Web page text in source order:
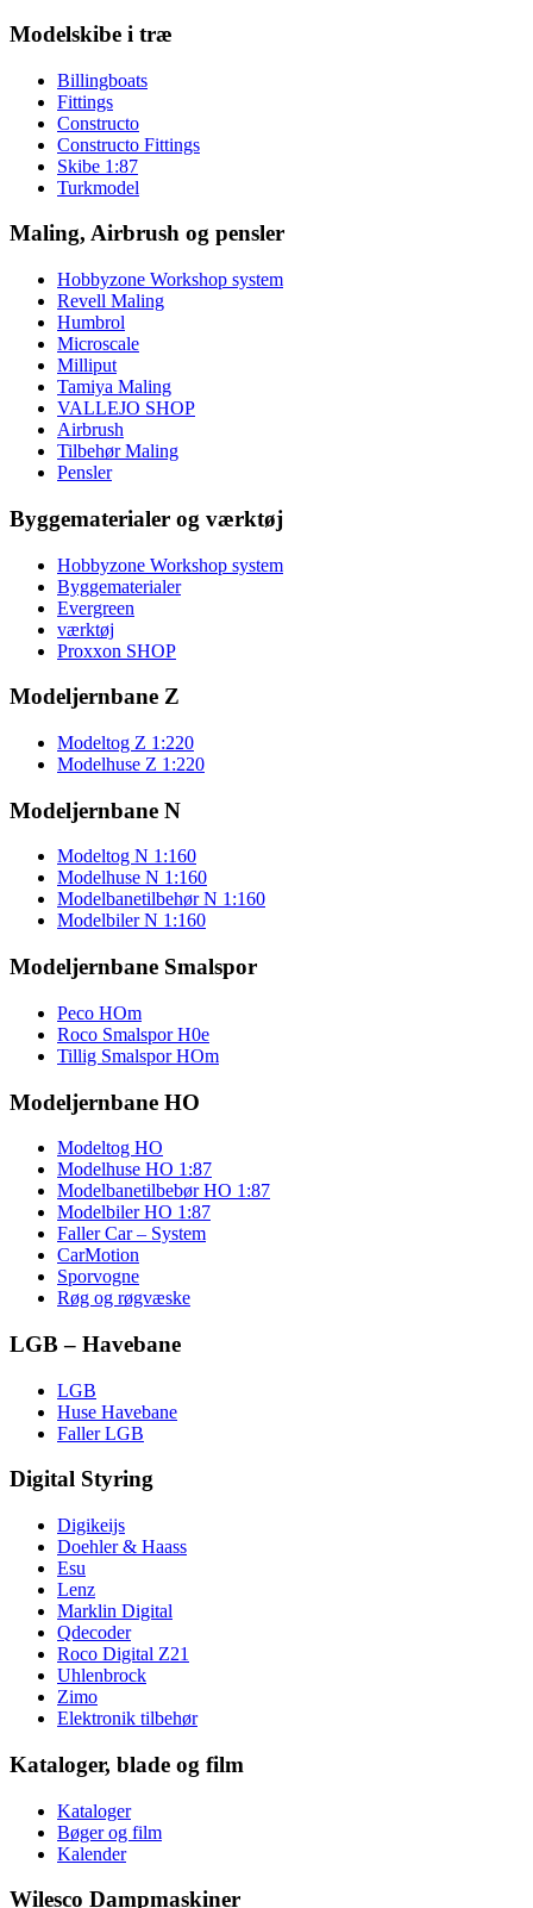
Modelskibe i træ
Billingboats
Fittings
Constructo
Constructo Fittings
Skibe 1:87
Turkmodel
Maling, Airbrush og pensler
Hobbyzone Workshop system
Revell Maling
Humbrol
Microscale
Milliput
Tamiya Maling
VALLEJO SHOP
Airbrush
Tilbehør Maling
Pensler
Byggematerialer og værktøj
Hobbyzone Workshop system
Byggematerialer
Evergreen
værktøj
Proxxon SHOP
Modeljernbane Z
Modeltog Z 1:220
Modelhuse Z 1:220
Modeljernbane N
Modeltog N 1:160
Modelhuse N 1:160
Modelbanetilbehør N 1:160
Modelbiler N 1:160
Modeljernbane Smalspor
Peco HOm
Roco Smalspor H0e
Tillig Smalspor HOm
Modeljernbane HO
Modeltog HO
Modelhuse HO 1:87
Modelbanetilbebør HO 1:87
Modelbiler HO 1:87
Faller Car – System
CarMotion
Sporvogne
Røg og røgvæske
LGB – Havebane
LGB
Huse Havebane
Faller LGB
Digital Styring
Digikeijs
Doehler & Haass
Esu
Lenz
Marklin Digital
Qdecoder
Roco Digital Z21
Uhlenbrock
Zimo
Elektronik tilbehør
Kataloger, blade og film
Kataloger
Bøger og film
Kalender
Wilesco Dampmaskiner